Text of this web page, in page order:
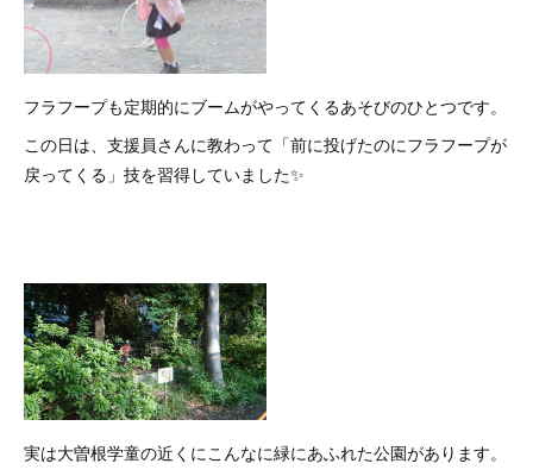
フラフープも定期的にブームがやってくるあそびのひとつです。
この日は、支援員さんに教わって「前に投げたのにフラフープが
戻ってくる」技を習得していました✨
実は大曽根学童の近くにこんなに緑にあふれた公園があります。